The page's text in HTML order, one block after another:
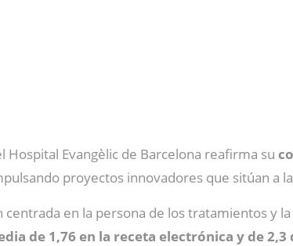
Hospital Evangèlic de Barcelona reafirma su
proyectos innovadores que sitúan a
en la persona de los tratamientos y
de 1,76 en la receta electrónica y de